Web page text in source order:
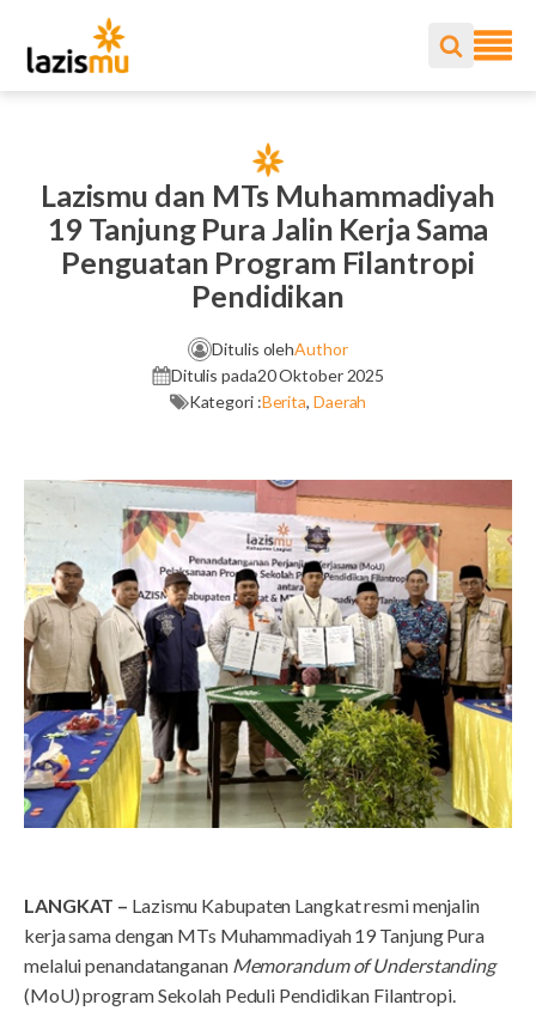
Lazismu dan MTs Muhammadiyah
19 Tanjung Pura Jalin Kerja Sama
Penguatan Program Filantropi
Pendidikan
Ditulis olehAuthor
Ditulis pada20 Oktober 2025
Kategori :Berita, Daerah
LANGKAT – Lazismu Kabupaten Langkat resmi menjalin
kerja sama dengan MTs Muhammadiyah 19 Tanjung Pura
melalui penandatanganan Memorandum of Understanding
(MoU) program Sekolah Peduli Pendidikan Filantropi.